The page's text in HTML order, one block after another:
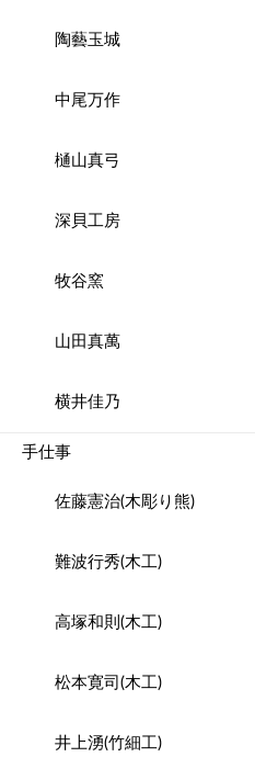
陶藝玉城
中尾万作
樋山真弓
深貝工房
牧谷窯
山田真萬
横井佳乃
手仕事
佐藤憲治(木彫り熊)
難波行秀(木工)
高塚和則(木工)
松本寛司(木工)
井上湧(竹細工)